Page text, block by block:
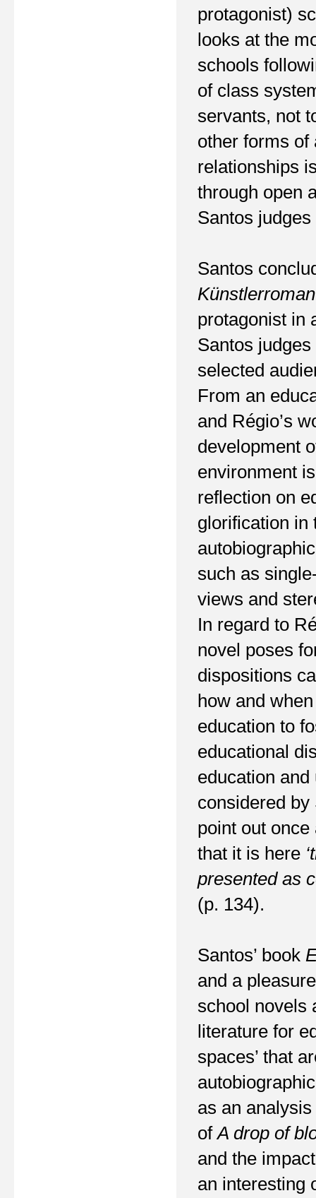
protagonist)
looks at the
schools
of class
servants, not
other forms of
relationships
through open
Santos
Santos
Künstlerroman
protagonist in
Santos
selected
From an
and Régio’s
development
environment
reflection on
glorification in
such as
views and
In regard to
novel poses
dispositions
how and
education to
educational
education
considered
point out
that it is here
presented as
(p. 134).
Santos’ book
and a
school novels
literature for
spaces’ that
as an
ofA drop of
and the
an interesting